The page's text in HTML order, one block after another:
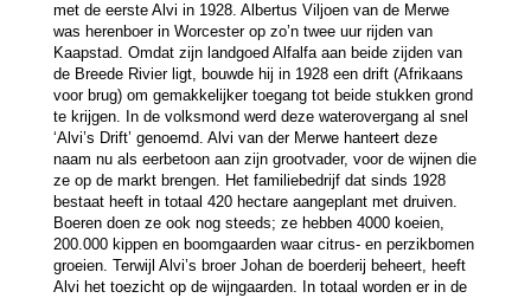
met de eerste Alvi in 1928. Albertus Viljoen van de Merwe
was herenboer in Worcester op zo’n twee uur rijden van
Kaapstad. Omdat zijn landgoed Alfalfa aan beide zijden van
de Breede Rivier ligt, bouwde hij in 1928 een drift (Afrikaans
voor brug) om gemakkelijker toegang tot beide stukken grond
te krijgen. In de volksmond werd deze waterovergang al snel
‘Alvi’s Drift’ genoemd. Alvi van der Merwe hanteert deze
naam nu als eerbetoon aan zijn grootvader, voor de wijnen die
ze op de markt brengen. Het familiebedrijf dat sinds 1928
bestaat heeft in totaal 420 hectare aangeplant met druiven.
Boeren doen ze ook nog steeds; ze hebben 4000 koeien,
200.000 kippen en boomgaarden waar citrus- en perzikbomen
groeien. Terwijl Alvi’s broer Johan de boerderij beheert, heeft
Alvi het toezicht op de wijngaarden. In totaal worden er in de